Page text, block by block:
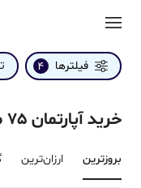
فیلترها 4
خرید آپارتمان 75 متری در تهران
بروزترین‌ ارزان‌ترین